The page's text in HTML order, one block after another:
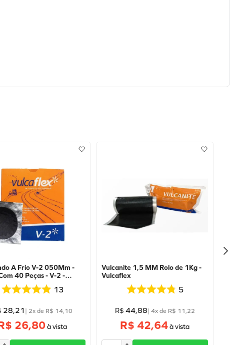
A Frio V-2 050Mm -
40 Peças - V-2 -
13
28,21 | 2x de R$ 14, 10
26,80
Vulcanite 1,5 MM Rolo de 1Kg -
Vulcaflex
5
R$ 44,88| 4x de R$ 11 22
R$ 42,64